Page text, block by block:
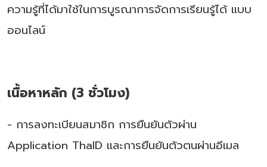
ความรู้ที่ได้มาใช้ในการบูรณาการจัดการเรียนรู้ได้ แบบ
ออนไลน์
เนื้อหาหลัก (3 ชั่วโมง)
- การลงทะเบียนสมาชิก การยืนยันตัวผ่าน
Application ThaID และการยืนยันตัวตนผ่านอีเมล